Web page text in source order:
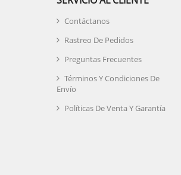
Contáctanos
Rastreo De Pedidos
Preguntas Frecuentes
Términos Y Condiciones De
Envío
Políticas De Venta Y Garantía